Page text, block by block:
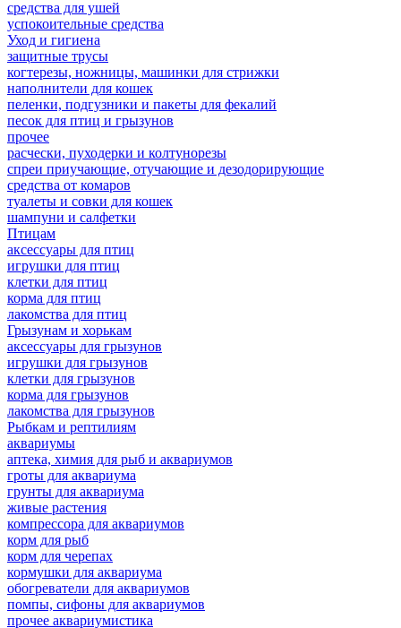
средства для ушей
успокоительные средства
Уход и гигиена
защитные трусы
когтерезы, ножницы, машинки для стрижки
наполнители для кошек
пеленки, подгузники и пакеты для фекалий
песок для птиц и грызунов
прочее
расчески, пуходерки и колтунорезы
спреи приучающие, отучающие и дезодорирующие
средства от комаров
туалеты и совки для кошек
шампуни и салфетки
Птицам
аксессуары для птиц
игрушки для птиц
клетки для птиц
корма для птиц
лакомства для птиц
Грызунам и хорькам
аксессуары для грызунов
игрушки для грызунов
клетки для грызунов
корма для грызунов
лакомства для грызунов
Рыбкам и рептилиям
аквариумы
аптека, химия для рыб и аквариумов
гроты для аквариума
грунты для аквариума
живые растения
компрессора для аквариумов
корм для рыб
корм для черепах
кормушки для аквариума
обогреватели для аквариумов
помпы, сифоны для аквариумов
прочее аквариумистика